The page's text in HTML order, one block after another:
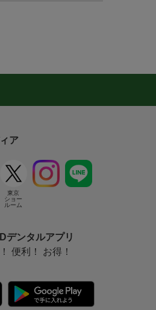
ア
東京
ショー
ルーム
デンタルアプリ
便利！ お得！